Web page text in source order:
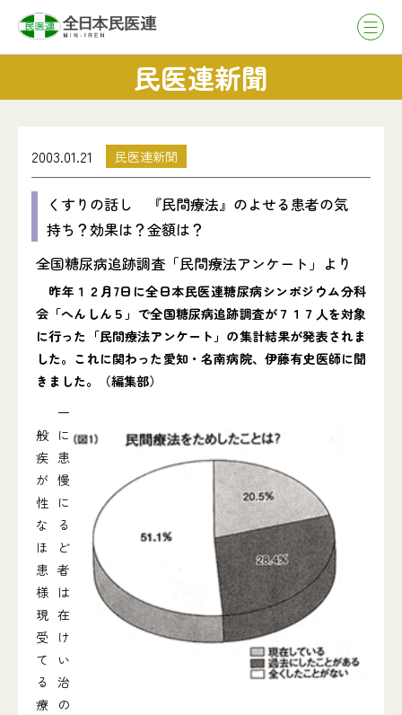
民医連新聞
2003.01.21 民医連新聞
くすりの話し 『民間療法』のよせる患者の気
持ち？効果は？金額は？
全国糖尿病追跡調査「民間療法アンケート」より
昨年１２月7日に全日本民医連糖尿病シンポジウム分科
会「へんしん５」で全国糖尿病追跡調査が７１７人を対象
に行った「民間療法アンケート」の集計結果が発表されま
した。これに関わった愛知・名南病院、伊藤有史医師に聞
きました。（編集部）
一
般に
疾患
が慢
性に
なる
ほど
患者
様は
現在
受け
てい
る治
療の